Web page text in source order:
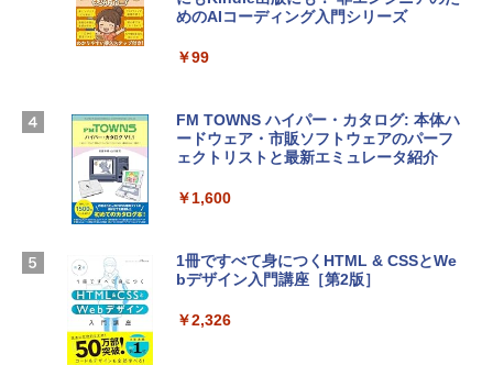
Apple 2026 MacBook Air M5チップ搭載
igence、13.6インチLiquid Retinaディ
ームカメラ、日本語キーボード、Touch I
D - ミッドナイト
ン 15-fd 15.6インチ 16GBメモリ 512GB
SSD インテル Core 5
￥129,800
ラインコード版
￥3,200
Robloxギフトカード - 1000 Robux 【限
定バーチャルアイテムを含む】 【オンラ
インゲームコード】 ロブロックス |オン
Microsoft Office Home 2024(最新 永続
0/mac対応|PC2台
めのAIコーディング入門シリーズ
￥99
FM TOWNS ハイパー・カタログ: 本体ハ
ードウェア・市販ソフトウェアのパーフ
ェクトリストと最新エミュレータ紹介
￥1,600
1冊ですべて身につくHTML & CSSとWe
bデザイン入門講座［第2版］
￥2,326